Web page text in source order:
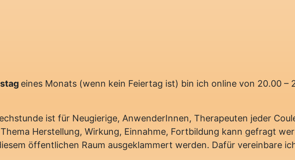
eines Monats (wenn kein Feiertag ist) bin ich online von 20.00 –
ist für Neugierige, AnwenderInnen, Therapeuten jeder
Herstellung, Wirkung, Einnahme, Fortbildung kann gefragt
öffentlichen Raum ausgeklammert werden. Dafür vereinbare